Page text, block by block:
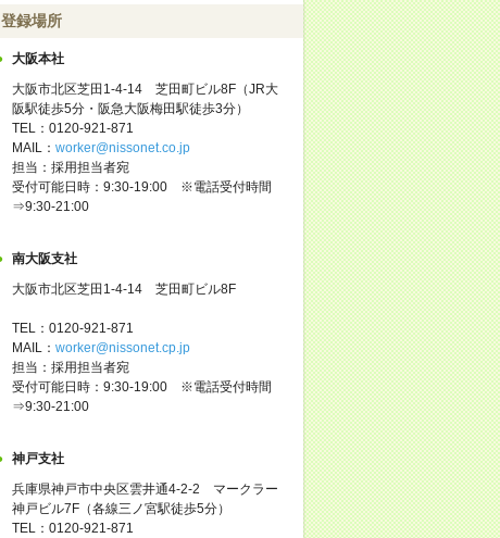
登録場所
大阪本社
大阪市北区芝田1-4-14 芝田町ビル8F（JR大
阪駅徒歩5分・阪急大阪梅田駅徒歩3分）
TEL：0120-921-871
MAIL： worker@nissonet.co.jp
担当：採用担当者宛
受付可能日時：9:30-19:00 ※電話受付時間
⇒9:30-21:00
南大阪支社
大阪市北区芝田1-4-14 芝田町ビル8F
TEL：0120-921-871
MAIL： worker@nissonet.cp.jp
担当：採用担当者宛
受付可能日時：9:30-19:00 ※電話受付時間
⇒9:30-21:00
神戸支社
兵庫県神戸市中央区雲井通4-2-2 マークラー
神戸ビル7F（各線三ノ宮駅徒歩5分）
TEL：0120-921-871